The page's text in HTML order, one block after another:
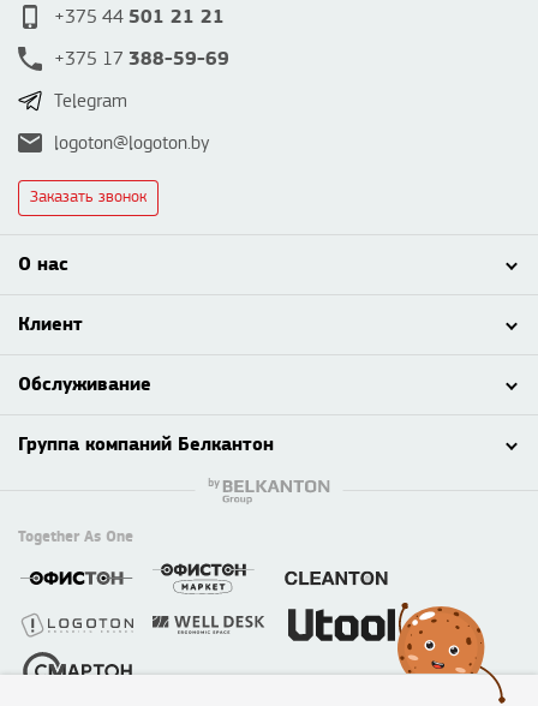
+375 44 501 21 21
+375 17 388-59-69
Telegram
logoton@logoton.by
Заказать звонок
О нас
Клиент
Обслуживание
Группа компаний Белкантон
Together As One